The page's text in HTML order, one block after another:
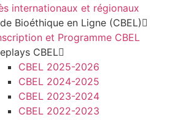
internationaux et régionaux
Bioéthique en Ligne (CBEL)
et Programme CBEL
CBEL
CBEL 2025-2026
CBEL 2024-2025
CBEL 2023-2024
CBEL 2022-2023